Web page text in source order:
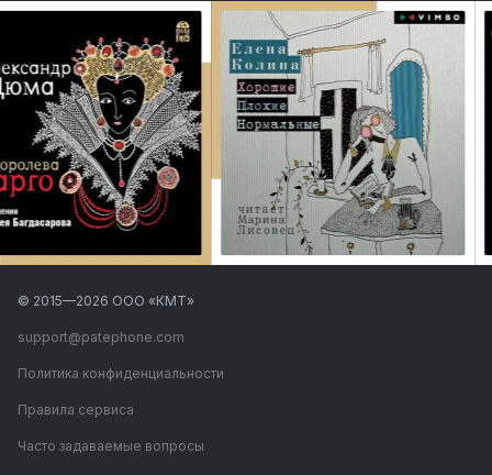
© 2015—2026 ООО «КМТ»
support@patephone.com
Политика конфиденциальности
Правила сервиса
Часто задаваемые вопросы